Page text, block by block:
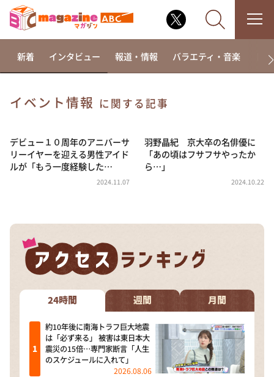
相席食堂
これ余談なんですけど・・・
～人生密着トークバラエティ！～ やすとものいたっ
河合＆A.B.C-Z塚田×福井アナ「なんでやねん！？」
（news おかえり）
DAIGOも台所 ～きょうの献立 何にする？～
本日はダイアンなり！シーズン２
朝だ！生です旅サラダ
教えて！ニュースライブ 正義のミカタ
ＬＩＦＥ～夢のカタチ～
新着 インタビュー 報道・情報 バラエティ・音楽 ド
イベント情報 に関する記事
デビュー１０周年のアニバーサ
リーイヤーを迎える男性アイド
ルが「もう一度経験した…
2024.11.07
羽野晶紀 京大卒の名俳優に
「あの頃はフサフサやったか
ら…」
2024.10.22
24時間 週間 月間
約10年後に南海トラフ巨大地震
は「必ず来る」 被害は東日本大
震災の15倍…専門家断言「人生
のスケジュールに入れて」
2026.08.06